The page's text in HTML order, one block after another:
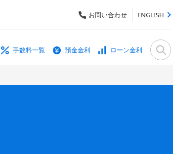
お問い合わせ ENGLISH
手数料一覧 預金金利 ローン金利